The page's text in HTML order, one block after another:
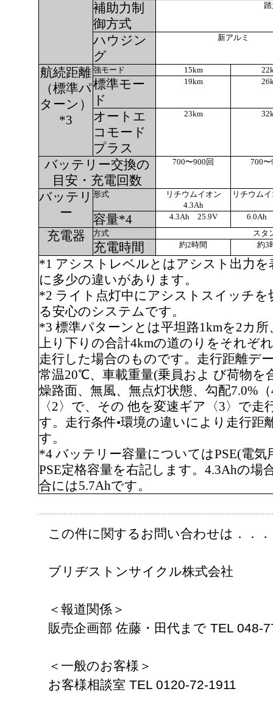
補助力制
御方式
ハウジン
グ
新アルミ
航続距離
（標準パ
ターン）
*3
強モード 15km
標準モー
ド
19km
オートエ
コモード
プラス
23km
バッテリー交換の
目安・充電回数
700〜900回 700〜
バッテリ
ー
形式
リチウムイオン
4.3Ah
リチウム
容量*4 4.3Ah 25.9V 6.0Ah
充電器 方式 スタ
充電時間 約2時間 約3
*1 アシストレベルとはアシスト出力
に多少の違いがあります。
*2 ライト点灯中にアシストスイッチ
る安心のシステムです。
*3 標準パターンとは平坦路1kmを2カ
上り下りの合計4kmの道のりをそれぞ
走行した場合のものです。走行距離デ
常温20℃、車載重量(乗員およ び荷物を
燥路面、無風、無点灯状態、勾配7.0%
〈2〉で、その 他を変速ギア〈3〉で
す。走行条件•環境の違いにより走行
す。
*4 バッテリー容量についてはPSE(電気
PSE定格容量を右記します。4.3Ahの場
合には5.7Ahです。
この件に関するお問い合わせは．．
ブリヂストンサイクル株式会社
＜報道関係＞
販売企画部 佐藤・田代まで TEL 048-
＜一般のお客様＞
お客様相談室 TEL 0120-72-1911